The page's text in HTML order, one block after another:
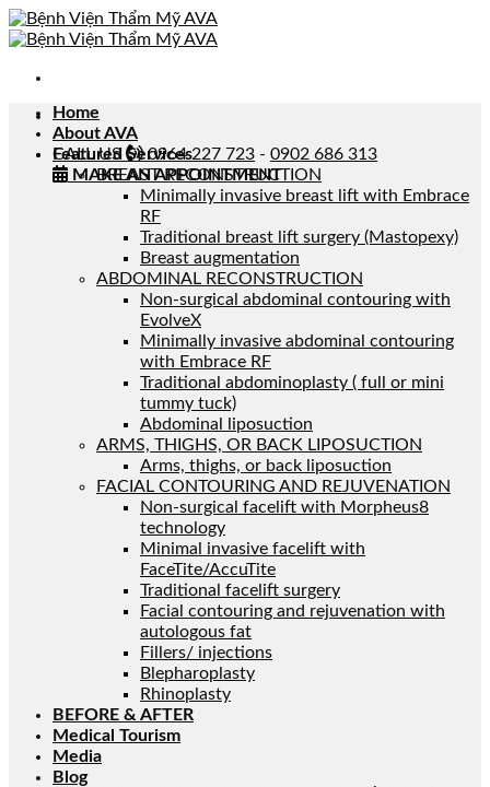
Skip
to
CALL US 0964 227 723 - 0902 686 313
MAKE AN APPOINTMENT
Home
About AVA
Featured Services
BREAST RECONSTRUCTION
Minimally invasive breast lift with Embrace
RF
Traditional breast lift surgery (Mastopexy)
Breast augmentation
ABDOMINAL RECONSTRUCTION
Non-surgical abdominal contouring with
EvolveX
Minimally invasive abdominal contouring
with Embrace RF
Traditional abdominoplasty ( full or mini
tummy tuck)
Abdominal liposuction
ARMS, THIGHS, OR BACK LIPOSUCTION
Arms, thighs, or back liposuction
FACIAL CONTOURING AND REJUVENATION
Non-surgical facelift with Morpheus8
technology
Minimal invasive facelift with
FaceTite/AccuTite
Traditional facelift surgery
Facial contouring and rejuvenation with
autologous fat
Fillers/ injections
Blepharoplasty
Rhinoplasty
BEFORE & AFTER
Medical Tourism
Media
Blog